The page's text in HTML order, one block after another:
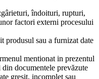
îndoituri, rupturi,
factori externi procesului
produsul sau a furnizat date
mentionat in prezentul
documentele prevăzute
greşit, incomplet sau